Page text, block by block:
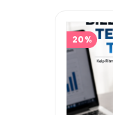
20%